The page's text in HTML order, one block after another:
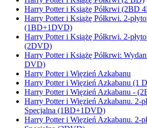
Harry Potter i Książę Półkrwi (2BD
Harry Potter i Książę Półkrwi. 2-
(1BD+1DVD)
Harry Potter i Książę Półkrwi. 2-
(2DVD)
Harry Potter i Książę Półkrwi:
DVD)
Harry Potter i Więzień Azkabanu
Harry Potter i Więzień Azkabanu (1
Harry Potter i Więzień Azkabanu -
Harry Potter i Więzień Azkabanu. 2-
Specjalna (1BD+1DVD)
Harry Potter i Więzień Azkabanu. 2-